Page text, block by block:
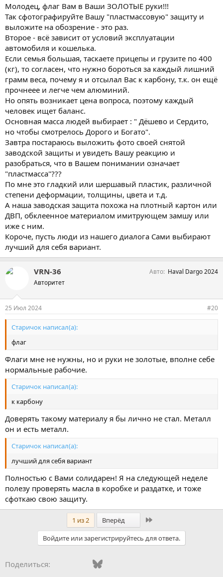
Я и теоретик и практик! Всегда все свои машины обслуживал
сам.
Молодец, флаг Вам в Ваши ЗОЛОТЫЕ руки!!!
Так сфотографируйте Вашу "пластмассовую" защиту и
выложите на обозрение - это раз.
Второе - всё зависит от условий эксплуатации
автомобиля и кошелька.
Если семья большая, таскаете прицепы и грузите по 400
(кг), то согласен, что нужно бороться за каждый лишний
грамм веса, почему я и отсылал Вас к карбону, т.к. он ещё
прочнеее и легче чем алюминий.
Но опять возникает цена вопроса, поэтому каждый
человек ищет баланс.
Основная масса людей выбирает : " Дёшево и Сердито,
но чтобы смотрелось Дорого и Богато".
Завтра постараюсь выложить фото своей снятой
заводской защиты и увидеть Вашу реакцию и
разобраться, что в Вашем понимании означает
"пластмасса"???
По мне это гладкий или шершавый пластик, различной
степени деформации, толщины, цвета и т.д.
А наша заводская защита похожа на плотный картон или
ДВП, обклеенное материалом имитрующем замшу или
иже с ним.
Короче, пусть люди из нашего диалога Сами выбирают
лучший для себя вариант.
VRN-36
Авторитет
Авто Haval Dargo 2024
25 Июл 2024 #20
Старичок написал(а):
флаг
Флаги мне не нужны, но и руки не золотые, вполне себе
нормальные рабочие.
Старичок написал(а):
к карбону
Доверять такому материалу я бы лично не стал. Металл
он и есть металл.
Старичок написал(а):
лучший для себя вариант
Полностью с Вами солидарен! Я на следующей неделе
полезу проверять масла в коробке и раздатке, и тоже
сфоткаю свою защиту.
1 из 2 Вперёд
Войдите или зарегистрируйтесь для ответа.
Поделиться: Vkontakte
FacebookBluesky